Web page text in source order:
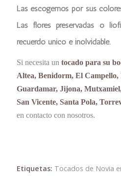
Las escogemos por sus
Las flores preservadas o
recuerdo único e inolvidable.
Si necesita un tocado para su
Altea, Benidorm, El Campello,
Guardamar, Jijona,
San Vicente, Santa Pola,
en contacto con nosotros.
Etiquetas: Tocados de Novia